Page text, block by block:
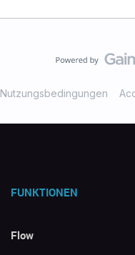
Nutzungsbedingungen
FUNKTIONEN
Flow